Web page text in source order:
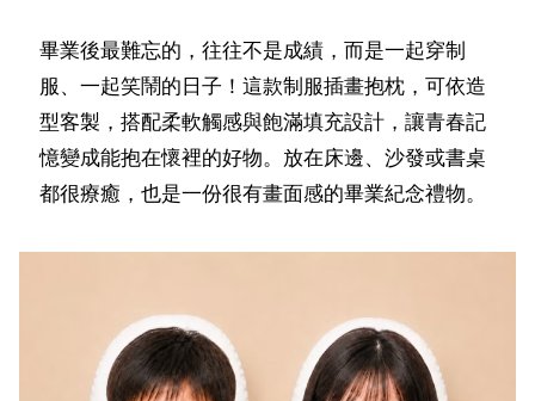
畢業後最難忘的，往往不是成績，而是一起穿制
服、一起笑鬧的日子！這款制服插畫抱枕，可依造
型客製，搭配柔軟觸感與飽滿填充設計，讓青春記
憶變成能抱在懷裡的好物。放在床邊、沙發或書桌
都很療癒，也是一份很有畫面感的畢業紀念禮物。